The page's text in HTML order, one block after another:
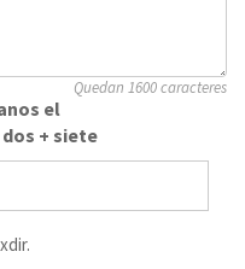
Quedan 1600 caracteres
el
+ siete